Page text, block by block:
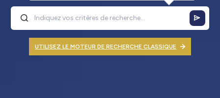
UTILISEZ LE MOTEUR DE RECHERCHE CLASSIQUE